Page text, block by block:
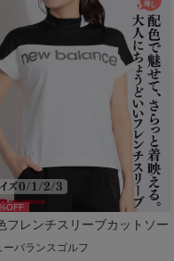
フレンチスリーブカットソー
ーバランスゴルフ